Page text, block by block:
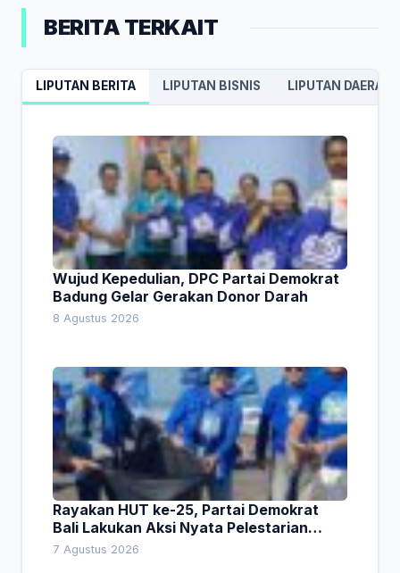
BERITA TERKAIT
LIPUTAN BERITA LIPUTAN BISNIS LIPUTAN DAERAH
Wujud Kepedulian, DPC Partai Demokrat
Badung Gelar Gerakan Donor Darah
8 Agustus 2026
Rayakan HUT ke-25, Partai Demokrat
Bali Lakukan Aksi Nyata Pelestarian
Lingkungan
7 Agustus 2026